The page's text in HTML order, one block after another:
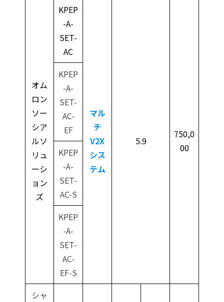
オム
ロン
ソー
シア
ルソ
リュ
ーシ
ョン
ズ
KPEP
-A-
SET-
AC
マル
チ
V2X
シス
テム
5.9
750,0
00
KPEP
-A-
SET-
AC-
EF
KPEP
-A-
SET-
AC-S
KPEP
-A-
SET-
AC-
EF-S
シャ